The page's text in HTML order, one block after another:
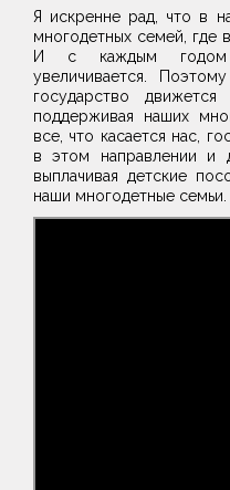
Я искренне рад, что в
многодетных семей, где
И с каждым годом
увеличивается.
государство
поддерживая наших
все, что касается нас,
в этом направлении и
выплачивая детские
наши многодетные семьи.